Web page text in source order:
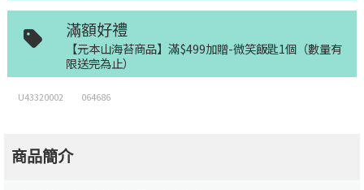
滿額好禮
【元本山海苔商品】滿$499加贈-微笑飯匙1個（數量有
限送完為止）
U43320002 064686
商品簡介